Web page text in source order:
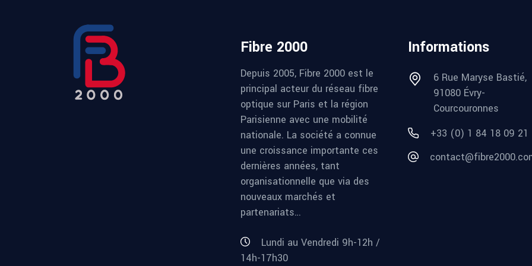
Fibre 2000
Depuis 2005, Fibre 2000 est le
principal acteur du réseau fibre
optique sur Paris et la région
Parisienne avec une mobilité
nationale. La société a connue
une croissance importante ces
dernières années, tant
organisationnelle que via des
nouveaux marchés et
partenariats…
Lundi au Vendredi 9h-12h /
14h-17h30
Informations
6 Rue Maryse Bastié,
91080 Évry-
Courcouronnes
+33 (0) 1 84 18 09 21